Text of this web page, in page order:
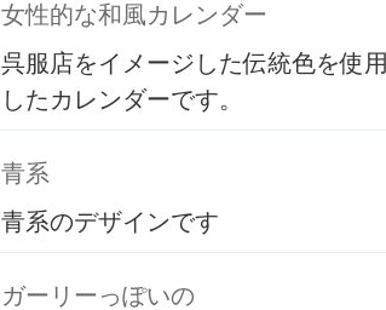
女性的な和風カレンダー
呉服店をイメージした伝統色を使用
したカレンダーです。
青系
青系のデザインです
ガーリーっぽいの